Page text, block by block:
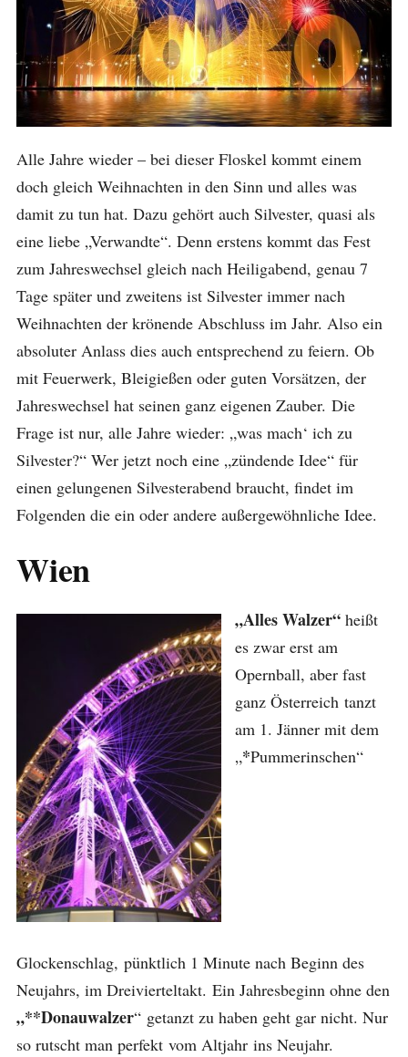
Alle Jahre wieder – bei dieser Floskel kommt einem
doch gleich Weihnachten in den Sinn und alles was
damit zu tun hat. Dazu gehört auch Silvester, quasi als
eine liebe „Verwandte“. Denn erstens kommt das Fest
zum Jahreswechsel gleich nach Heiligabend, genau 7
Tage später und zweitens ist Silvester immer nach
Weihnachten der krönende Abschluss im Jahr. Also ein
absoluter Anlass dies auch entsprechend zu feiern. Ob
mit Feuerwerk, Bleigießen oder guten Vorsätzen, der
Jahreswechsel hat seinen ganz eigenen Zauber. Die
Frage ist nur, alle Jahre wieder: „was mach‘ ich zu
Silvester?“ Wer jetzt noch eine „zündende Idee“ für
einen gelungenen Silvesterabend braucht, findet im
Folgenden die ein oder andere außergewöhnliche Idee.
Wien
„Alles Walzer“heißt
es zwar erst am
Opernball, aber fast
ganz Österreich tanzt
am 1. Jänner mit dem
„*Pummerinschen“
Glockenschlag, pünktlich 1 Minute nach Beginn des
Neujahrs, im Dreivierteltakt. Ein Jahresbeginn ohne den
„**Donauwalzer“ getanzt zu haben geht gar nicht. Nur
so rutscht man perfekt vom Altjahr ins Neujahr.